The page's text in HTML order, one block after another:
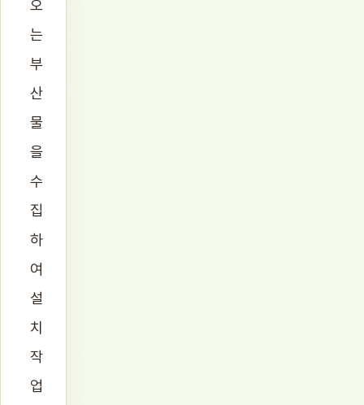
오
는
부
산
물
을
수
집
하
여
설
치
작
업